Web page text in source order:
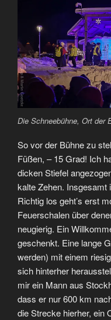
Die Schneebühne, Ort der
So vor der Bühne zu
Füßen, – 15 Grad! Ich
dicken Stiefel
kalte Zehen. Insgesamt
Richtig los geht’s erst
Feuerschalen über
neugierig. Ein
geschenkt. Eine lange
werden) mit einem
sich hinterher
mir ein Mann aus
dass er nur 600 km
die Strecke hierher, ein